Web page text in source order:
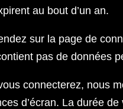
au bout d’un an.
sur la page de
pas de données
connecterez, nous
d’écran. La durée de